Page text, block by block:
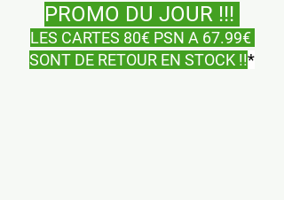
PROMO DU JOUR !!!
LES CARTES 80€ PSN A 67.99€
SONT DE RETOUR EN STOCK !!*